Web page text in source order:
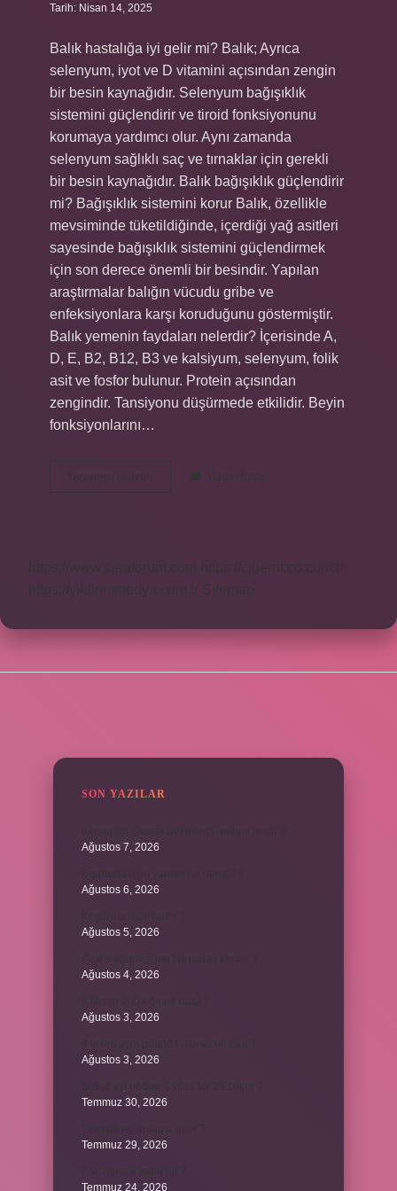
Tarih: Nisan 14, 2025
Balık hastalığa iyi gelir mi? Balık; Ayrıca
selenyum, iyot ve D vitamini açısından zengin
bir besin kaynağıdır. Selenyum bağışıklık
sistemini güçlendirir ve tiroid fonksiyonunu
korumaya yardımcı olur. Aynı zamanda
selenyum sağlıklı saç ve tırnaklar için gerekli
bir besin kaynağıdır. Balık bağışıklık güçlendirir
mi? Bağışıklık sistemini korur Balık, özellikle
mevsiminde tüketildiğinde, içerdiği yağ asitleri
sayesinde bağışıklık sistemini güçlendirmek
için son derece önemli bir besindir. Yapılan
araştırmalar balığın vücudu gribe ve
enfeksiyonlara karşı koruduğunu göstermiştir.
Balık yemenin faydaları nelerdir? İçerisinde A,
D, E, B2, B12, B3 ve kalsiyum, selenyum, folik
asit ve fosfor bulunur. Protein açısından
zengindir. Tansiyonu düşürmede etkilidir. Beyin
fonksiyonlarını…
Devamını okuyun
Hastalıktan
Yorum Bırak
https://www.seraforum.com
https://cigerricco.com.tr
https://yildirimmedya.com.tr Sitemap
SON YAZILAR
Ağustos 7, 2026
Ağustos 6, 2026
Ağustos 5, 2026
Ağustos 4, 2026
Ağustos 3, 2026
Ağustos 3, 2026
Temmuz 30, 2026
Temmuz 29, 2026
Temmuz 24, 2026